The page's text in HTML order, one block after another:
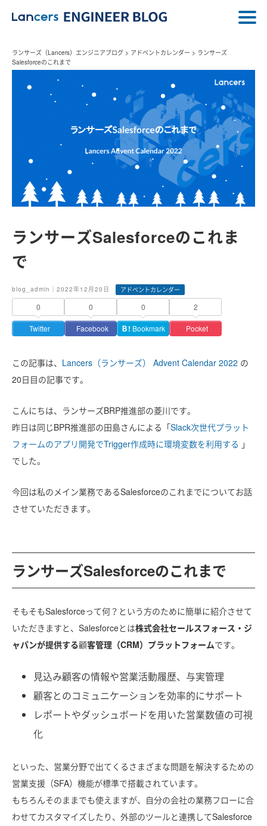
ランサーズ（Lancers）エンジニアブログ > アドベントカレンダー > ランサーズ
Salesforceのこれまで
ランサーズSalesforceのこれま
で
blog_admin｜2022年12月20日 アドベントカレンダー
0
Twitter
0
Facebook
0
Ｂ! Bookmark
2
Pocket
この記事は、 Lancers（ランサーズ） Advent Calendar 2022 の
20日目の記事です。
こんにちは、ランサーズBRP推進部の菱川です。
昨日は同じBPR推進部の田島さんによる「Slack次世代プラット
フォームのアプリ開発でTrigger作成時に環境変数を利用する 」
で した。
今回は私のメイン業務であるSalesforceのこれまでについてお話
させていただきます。
ランサーズSalesforceのこれまで
そもそもSalesforceって何？という方のために簡単に紹介させて
いただきますと、Salesforceとは株式会社セールスフォース・ジ
ャパンが提供する顧客管理（CRM）プラットフォームです。
見込み顧客の情報や営業活動履歴、与実管理
顧客とのコミュニケーションを効率的にサポート
レポートやダッシュボードを用いた営業数値の可視
化
といった、営業分野で出てくるさまざまな問題を解決するための
営業支援（SFA）機能が標準で搭載されています。
もちろんそのままでも使えますが、自分の会社の業務フローに合
わせてカスタマイズしたり、外部のツールと連携してSalesforce